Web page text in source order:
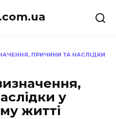
ПРИЧИНИ ТА НАСЛІДКИ
у
житті